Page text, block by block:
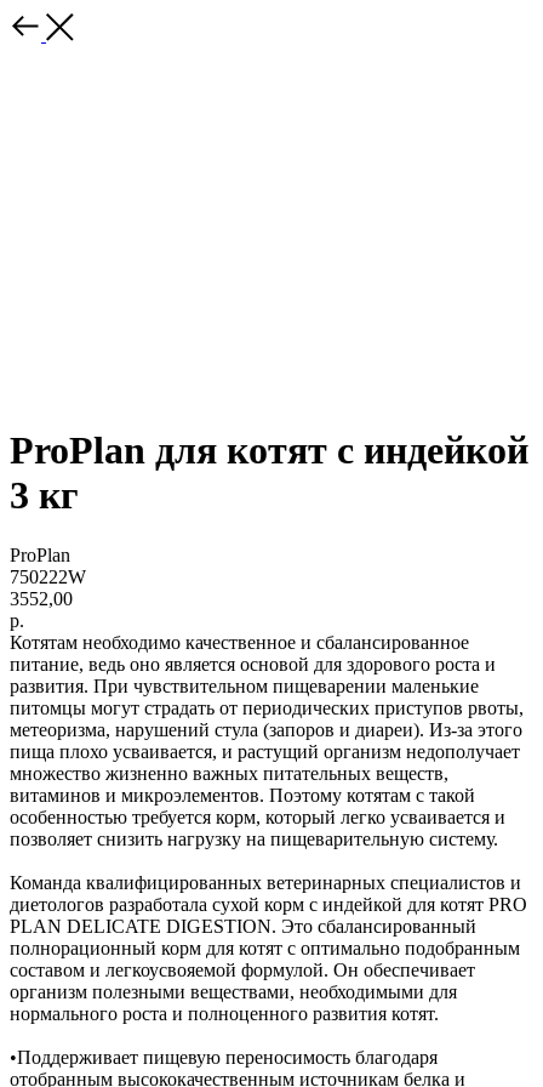
ProPlan для котят с индейкой
3 кг
ProPlan
750222W
3552,00
р.
Котятам необходимо качественное и сбалансированное
питание, ведь оно является основой для здорового роста и
развития. При чувствительном пищеварении маленькие
питомцы могут страдать от периодических приступов рвоты,
метеоризма, нарушений стула (запоров и диареи). Из-за этого
пища плохо усваивается, и растущий организм недополучает
множество жизненно важных питательных веществ,
витаминов и микроэлементов. Поэтому котятам с такой
особенностью требуется корм, который легко усваивается и
позволяет снизить нагрузку на пищеварительную систему.
Команда квалифицированных ветеринарных специалистов и
диетологов разработала сухой корм с индейкой для котят PRO
PLAN DELICATE DIGESTION. Это сбалансированный
полнорационный корм для котят с оптимально подобранным
составом и легкоусвояемой формулой. Он обеспечивает
организм полезными веществами, необходимыми для
нормального роста и полноценного развития котят.
•Поддерживает пищевую переносимость благодаря
отобранным высококачественным источникам белка и